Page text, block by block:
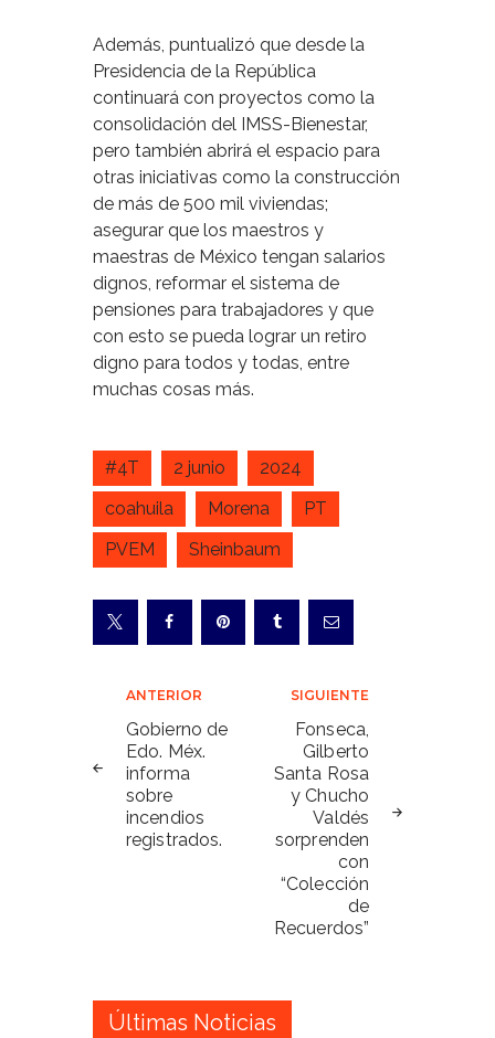
Además, puntualizó que desde la
Presidencia de la República
continuará con proyectos como la
consolidación del IMSS-Bienestar,
pero también abrirá el espacio para
otras iniciativas como la construcción
de más de 500 mil viviendas;
asegurar que los maestros y
maestras de México tengan salarios
dignos, reformar el sistema de
pensiones para trabajadores y que
con esto se pueda lograr un retiro
digno para todos y todas, entre
muchas cosas más.
#4T 2 junio
2024
coahuila
Morena
PT
PVEM
Sheinbaum
Navegación
de
entradas
ANTERIOR
Gobierno de
Edo. Méx.
informa
sobre
incendios
registrados.
SIGUIENTE
Fonseca,
Gilberto
Santa Rosa
y Chucho
Valdés
sorprenden
con
“Colección
de
Recuerdos”
Últimas Noticias